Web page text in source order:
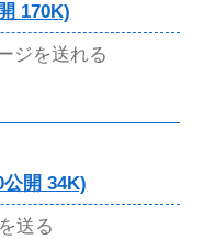
170K)
ジを送れる
開 34K)
送る